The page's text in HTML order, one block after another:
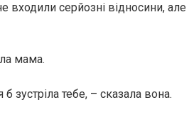
входили серйозні відносини, але
мама.
тебе, – сказала вона.